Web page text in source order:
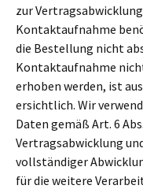
zur
Kontaktaufnahme
die Bestellung nicht
Kontaktaufnahme
erhoben werden, ist
ersichtlich. Wir
Daten gemäß Art. 6
Vertragsabwicklung
vollständiger
für die weitere